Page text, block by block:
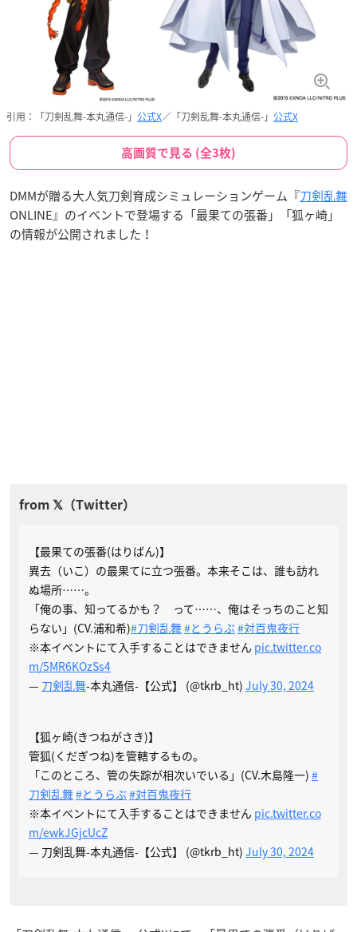
引用：「刀剣乱舞-本丸通信-」 公式X／「刀剣乱舞-本丸通信-」 公式X
高画質で見る (全3枚)
DMMが贈る大人気刀剣育成シミュレーションゲーム『刀剣乱舞
ONLINE』のイベントで登場する「最果ての張番」「狐ヶ崎」
の情報が公開されました！
【最果ての張番(はりばん)】
異去（いこ）の最果てに立つ張番。本来そこは、誰も訪れ
ぬ場所……。
「俺の事、知ってるかも？ って……、俺はそっちのこと知
らない」(CV.浦和希)#刀剣乱舞#とうらぶ#対百鬼夜行
※本イベントにて入手することはできません pic.twitter.co
m/5MR6KOzSs4
— 刀剣乱舞-本丸通信-【公式】 (@tkrb_ht) July 30, 2024
【狐ヶ崎(きつねがさき)】
管狐(くだぎつね)を管轄するもの。
「このところ、管の失踪が相次いでいる」(CV.木島隆一) #
刀剣乱舞#とうらぶ#対百鬼夜行
※本イベントにて入手することはできません pic.twitter.co
m/ewkJGjcUcZ
— 刀剣乱舞-本丸通信-【公式】 (@tkrb_ht) July 30, 2024